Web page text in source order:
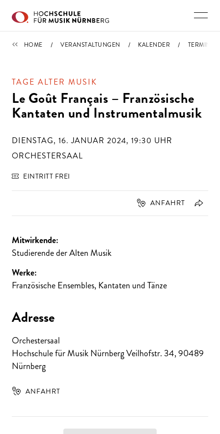
TERMINE
HOME VERANSTALTUNGEN KALENDER TERMIN
TAGE ALTER MUSIK
Le Goût Français – Französische
Kantaten und Instrumentalmusik
DIENSTAG, 16. JANUAR 2024, 19:30 UHR
ORCHESTERSAAL
EINTRITT FREI
ANFAHRT
Mitwirkende:
Studierende der Alten Musik
Werke:
Französische Ensembles, Kantaten und Tänze
Adresse
Orchestersaal
Hochschule für Musik Nürnberg Veilhofstr. 34,90489
Nürnberg
ANFAHRT